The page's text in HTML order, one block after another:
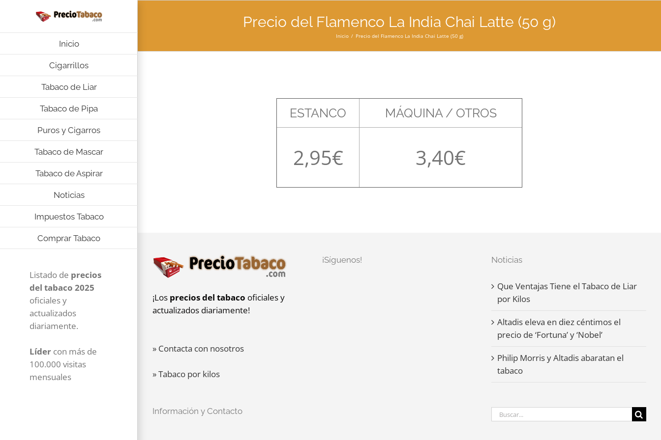
contenido
Inicio
Cigarrillos
Tabaco de Liar
Tabaco de Pipa
Puros y Cigarros
Tabaco de Mascar
Tabaco de Aspirar
Noticias
Impuestos Tabaco
Comprar Tabaco
Listado de precios
del tabaco 2025
oficiales y
actualizados
diariamente.
Líder con más de
100.000 visitas
mensuales
Precio del Flamenco La India Chai Latte (50 g)
Inicio Precio del Flamenco La India Chai Latte (50 g)
ESTANCO MÁQUINA / OTROS
2,95 3,40
¡Los precios del tabaco oficiales y
actualizados diariamente!
» Contacta con nosotros
» Tabaco por kilos
Información y Contacto
¡Síguenos! Noticias
Que Ventajas Tiene el Tabaco de Liar
por Kilos
Altadis eleva en diez céntimos el
precio de ‘Fortuna’ y ‘Nobel’
Philip Morris y Altadis abaratan el
tabaco
Buscar: